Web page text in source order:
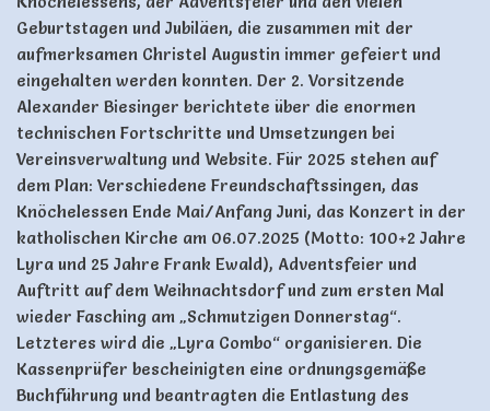
Geburtstagen und Jubiläen, die zusammen mit der
aufmerksamen Christel Augustin immer gefeiert und
eingehalten werden konnten. Der 2. Vorsitzende
Alexander Biesinger berichtete über die enormen
technischen Fortschritte und Umsetzungen bei
Vereinsverwaltung und Website. Für 2025 stehen auf
dem Plan: Verschiedene Freundschaftssingen, das
Knöchelessen Ende Mai/Anfang Juni, das Konzert in der
katholischen Kirche am 06.07.2025 (Motto: 100+2 Jahre
Lyra und 25 Jahre Frank Ewald), Adventsfeier und
Auftritt auf dem Weihnachtsdorf und zum ersten Mal
wieder Fasching am „Schmutzigen Donnerstag“.
Letzteres wird die „Lyra Combo“ organisieren. Die
Kassenprüfer bescheinigten eine ordnungsgemäße
Buchführung und beantragten die Entlastung des